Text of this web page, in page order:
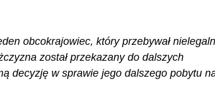
obcokrajowiec, który przebywał
został przekazany do dalszych
decyzję w sprawie jego dalszego pobytu